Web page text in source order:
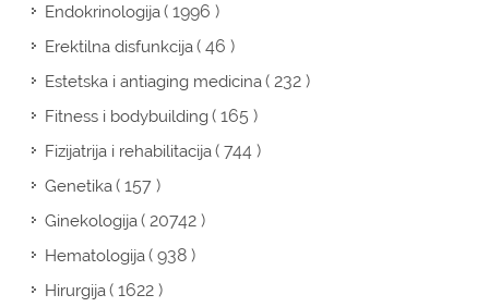
Endokrinologija( 1996 )
Erektilna disfunkcija( 46 )
Estetska i antiaging medicina( 232 )
Fitness i bodybuilding( 165 )
Fizijatrija i rehabilitacija( 744 )
Genetika( 157 )
Ginekologija( 20742 )
Hematologija( 938 )
Hirurgija( 1622 )